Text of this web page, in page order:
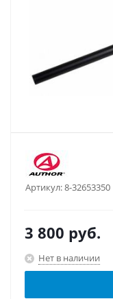
Артикул:8-32653350
3 800 руб.
Нет в наличии